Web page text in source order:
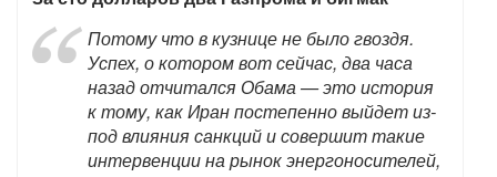
Потому что в кузнице не было гвоздя.
Успех, о котором вот сейчас, два часа
назад отчитался Обама — это история
к тому, как Иран постепенно выйдет из-
под влияния санкций и совершит такие
интервенции на рынок энергоносителей,